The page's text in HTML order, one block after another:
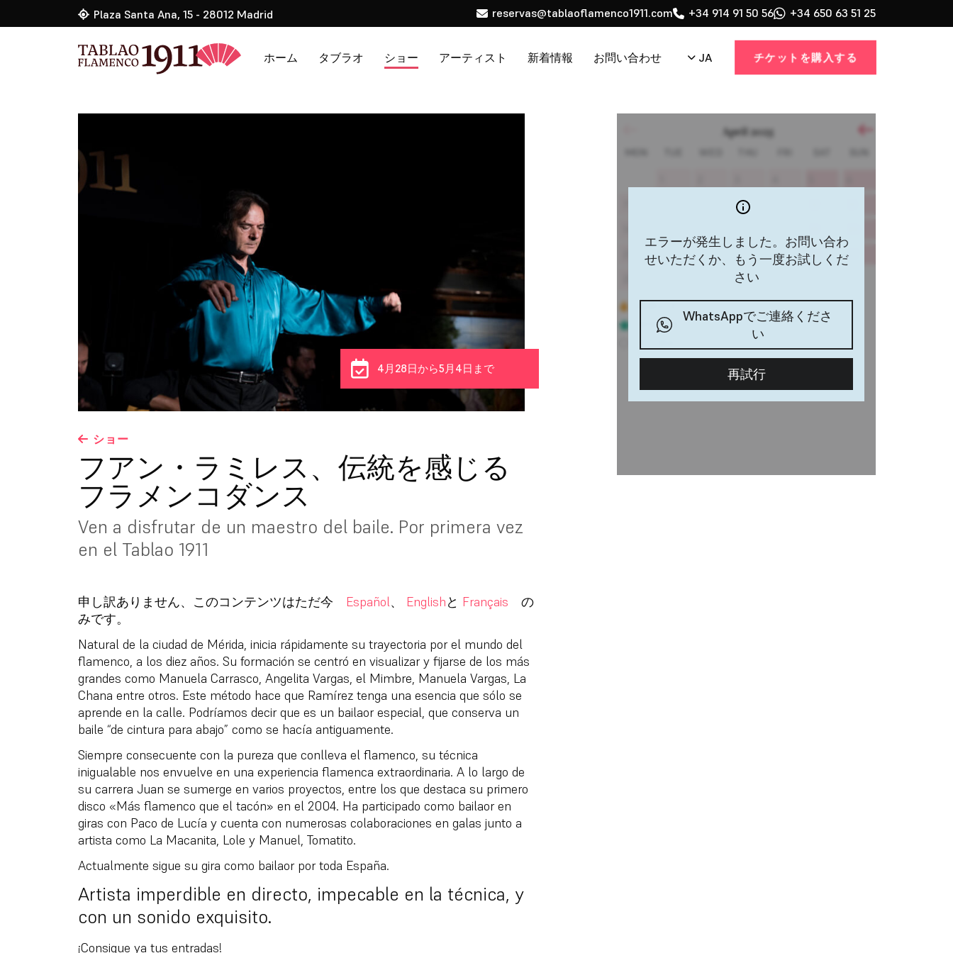
Plaza Santa Ana, 15 - 28012 Madrid reservas@tablaoflamenco1911.com +34 914 91 50 56 +34 650 63 51 25
ホーム タブラオ ショー アーティスト 新着情報 お問い合わせ JA チケットを購入する
4月28日から5月4日まで
ショー
フアン・ラミレス、伝統を感じる
フラメンコダンス
Ven a disfrutar de un maestro del baile. Por primera vez
en el Tablao 1911
申し訳ありません、このコンテンツはただ今 Español、 Englishと Français の
みです。
Natural de la ciudad de Mérida, inicia rápidamente su trayectoria por el mundo del
flamenco, a los diez años. Su formación se centró en visualizar y fijarse de los más
grandes como Manuela Carrasco, Angelita Vargas, el Mimbre, Manuela Vargas, La
Chana entre otros. Este método hace que Ramírez tenga una esencia que sólo se
aprende en la calle. Podríamos decir que es un bailaor especial, que conserva un
baile “de cintura para abajo” como se hacía antiguamente.
Siempre consecuente con la pureza que conlleva el flamenco, su técnica
inigualable nos envuelve en una experiencia flamenca extraordinaria. A lo largo de
su carrera Juan se sumerge en varios proyectos, entre los que destaca su primero
disco «Más flamenco que el tacón» en el 2004. Ha participado como bailaor en
giras con Paco de Lucía y cuenta con numerosas colaboraciones en galas junto a
artista como La Macanita, Lole y Manuel, Tomatito.
Actualmente sigue su gira como bailaor por toda España.
Artista imperdible en directo, impecable en la técnica, y
con un sonido exquisito.
¡Consigue ya tus entradas!